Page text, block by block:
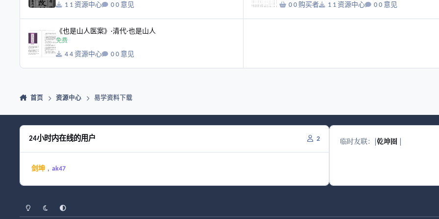
1 资源中心 0 意见 0 购买者 1 资源中心 0 意见
《也是山人医案》·清代·也是山人
免费
4 资源中心 0 意见
首页 资源中心 易学资料下载
24小时内在线的用户 2
剑坤 ak47
临时友联： |乾坤圈 |